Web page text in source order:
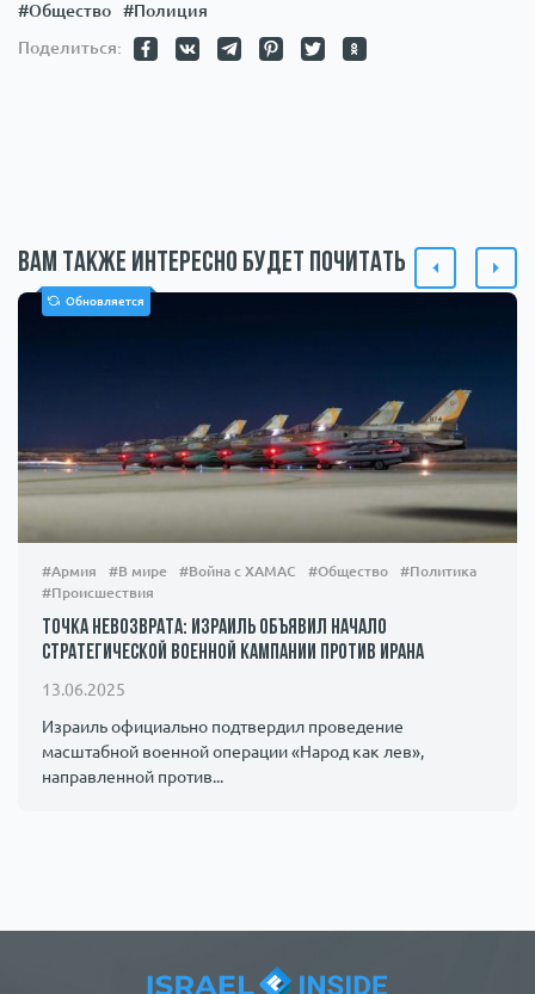
#Общество
#Полиция
Поделиться:
Вам также интересно будет почитать
Обновляется
#Армия #В мире #Война с ХАМАС #Общество
#Политика
#Происшествия
Точка невозврата: Израиль объявил начало
стратегической военной кампании против Ирана
13.06.2025
Израиль официально подтвердил проведение
масштабной военной операции «Народ как лев»,
направленной против...